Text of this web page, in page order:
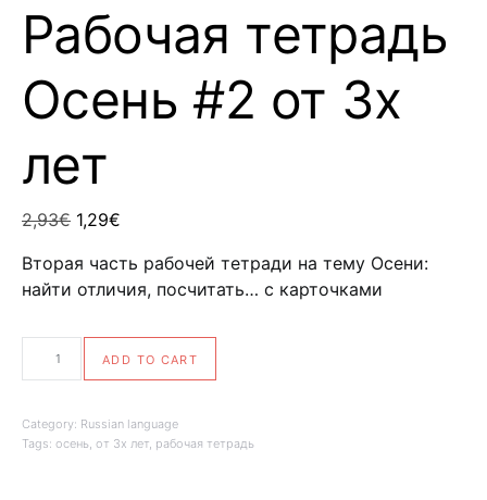
Рабочая тетрадь
Осень #2 от 3х
лет
2,93€ Original price was: 2,93€.
1,29€
Вторая часть рабочей тетради на тему Осени:
найти отличия, посчитать… с карточками
ADD TO CART
Category: Russian language
Tags: осень от 3х лет рабочая тетрадь